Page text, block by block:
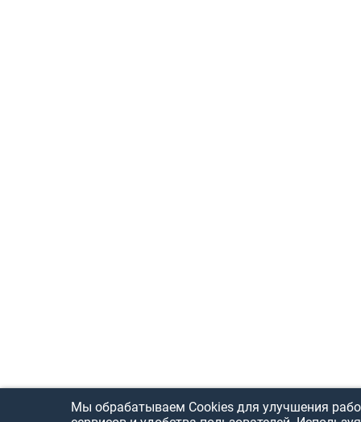
Мы обрабатываем Cookies для улучшения